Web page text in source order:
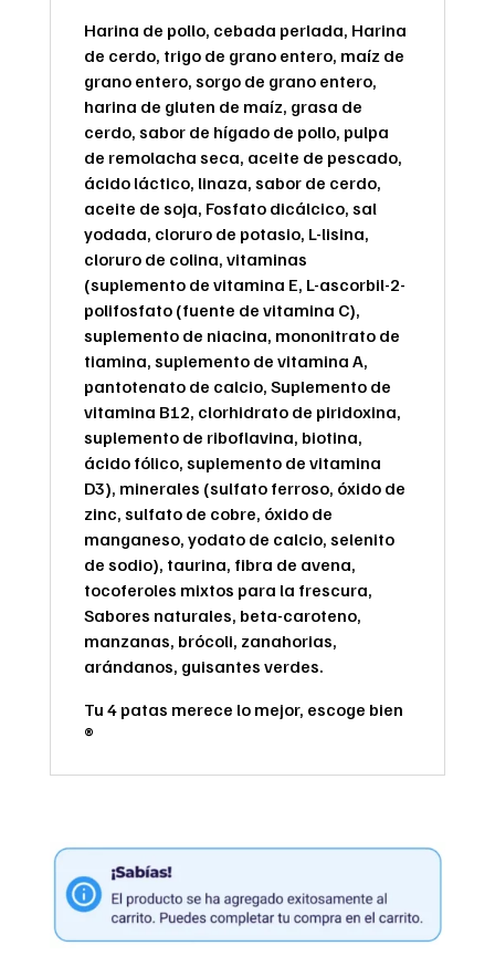
Harina de pollo, cebada perlada, Harina
de cerdo, trigo de grano entero, maíz de
grano entero, sorgo de grano entero,
harina de gluten de maíz, grasa de
cerdo, sabor de hígado de pollo, pulpa
de remolacha seca, aceite de pescado,
ácido láctico, linaza, sabor de cerdo,
aceite de soja, Fosfato dicálcico, sal
yodada, cloruro de potasio, L-lisina,
cloruro de colina, vitaminas
(suplemento de vitamina E, L-ascorbil-2-
polifosfato (fuente de vitamina C),
suplemento de niacina, mononitrato de
tiamina, suplemento de vitamina A,
pantotenato de calcio, Suplemento de
vitamina B12, clorhidrato de piridoxina,
suplemento de riboflavina, biotina,
ácido fólico, suplemento de vitamina
D3), minerales (sulfato ferroso, óxido de
zinc, sulfato de cobre, óxido de
manganeso, yodato de calcio, selenito
de sodio), taurina, fibra de avena,
tocoferoles mixtos para la frescura,
Sabores naturales, beta-caroteno,
manzanas, brócoli, zanahorias,
arándanos, guisantes verdes.
Tu 4 patas merece lo mejor, escoge bien
®